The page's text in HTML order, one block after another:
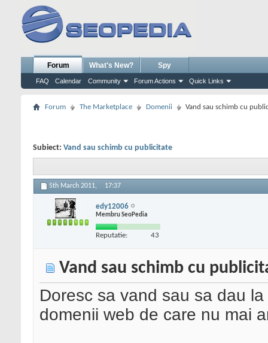
Forum
FAQ Calendar Community Forum Actions Quick Links
What's New? Spy
Forum The Marketplace Domenii Vand sau schimb cu
Subiect: Vand sau schimb cu publicitate
5th March 2011, 17:37
edy12006
Membru SeoPedia
Reputatie: 43
Vand sau schimb cu
Doresc sa vand sau sa dau
domenii web de care nu mai